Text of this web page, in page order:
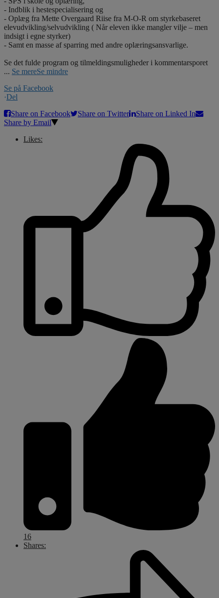
- Indblik i hestespecialisering og
- Oplæg fra Mette Overgaard Riise fra M-O-R om styrkebaseret
elevudvikling/selvudvikling ( Når eleven ikke mangler vilje – men
indsigt i egne styrker)
- Samt en masse af sparring med andre oplæringsansvarlige.
Se det fulde program og tilmeldingsmuligheder i kommentarsporet
... Se mereSe mindre
Se på Facebook
·Del
Share on Facebook
Share on Twitter
Share on Linked In
Share by Email
Likes:
16
Shares: